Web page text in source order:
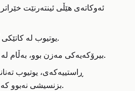
ئەوکاتەی هێڵی ئینتەرنێت
یوتیوب لە کاتێکی گونجاودا هات.
بیرۆکەیەکی مەزن بوو، بەڵام لە باشترین کاتدا.
ڕاستییەکەی، یوتیوب
بزنسیشی نەبوو کە دەستی پێکرد.